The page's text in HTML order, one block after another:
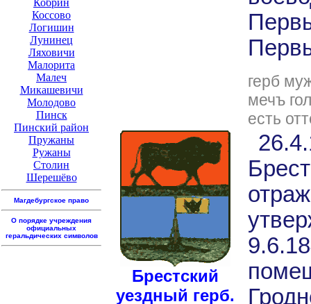
Кобрин
Коссово
Логишин
Лунинец
Ляховичи
Малорита
Малеч
Микашевичи
Молодово
Пинск
Пинский район
Пружаны
Ружаны
Столин
Шерешёво
Магдебургское право
О порядке учреждения
официальных
геральдических символов
герб
мечъ
есть
Брестский
уездный герб.